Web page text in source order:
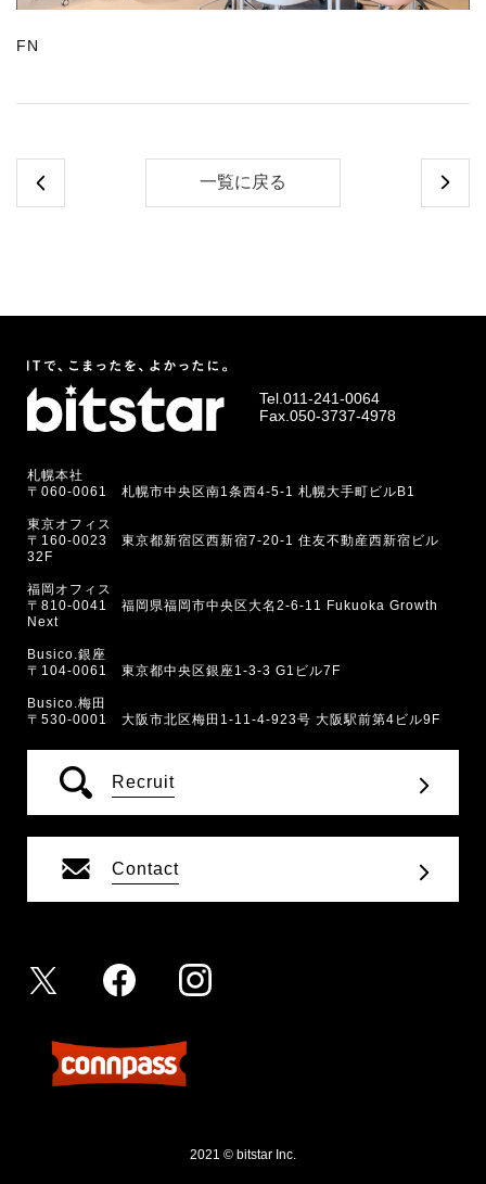
FN
一覧に戻る
Tel. 011-241-0064
Fax.050-3737-4978
札幌本社
〒060-0061 札幌市中央区南1条西4-5-1 札幌大手町ビルB1
東京オフィス
〒160-0023 東京都新宿区西新宿7-20-1 住友不動産西新宿ビル
32F
福岡オフィス
〒810-0041 福岡県福岡市中央区大名2-6-11 Fukuoka Growth
Next
Busico.銀座
〒104-0061 東京都中央区銀座1-3-3 G1ビル7F
Busico.梅田
〒530-0001 大阪市北区梅田1-11-4-923号 大阪駅前第4ビル9F
Recruit
Contact
2021 © bitstar Inc.